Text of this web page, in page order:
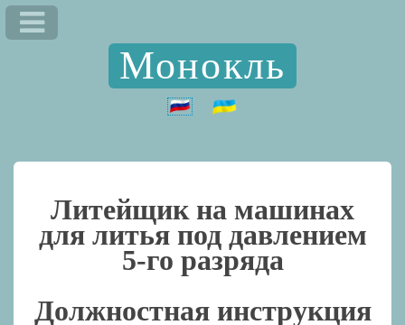
Монокль
Литейщик на машинах
для литья под давлением
5-го разряда
Должностная инструкция